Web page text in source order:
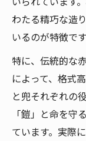
わたる精巧な造
いるのが特徴です
特に、伝統的な
によって、格式
と兜それぞれの
「鎧」と命を守
ています。実際